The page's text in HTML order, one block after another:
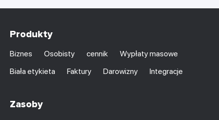
Produkty
Biznes Osobisty cennik
Wypłaty masowe
Biała etykieta
Faktury Darowizny Integracje
Zasoby